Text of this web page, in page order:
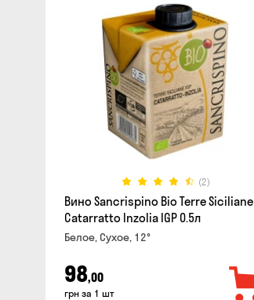
(2)
Вино Sancrispino Bio Terre Siciliane
Catarratto Inzolia IGP 0.5л
Белое, Сухое, 12°
98,00
грн за 1 шт